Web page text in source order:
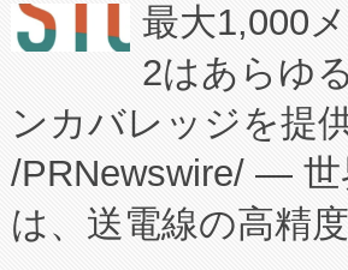
患者にとっての費
のアクセスを大幅
Fully-Connected
プログラムには、
に関する技術移転
President原信平）
ードするVoltaiqは
ーエネルギー貯蔵
た。 Voltaiq独自の
定、統合、導入、
最大1,000
2はあらゆ
ンカバレッジを提
/PRNewswire/ — 世
は、送電線の高精